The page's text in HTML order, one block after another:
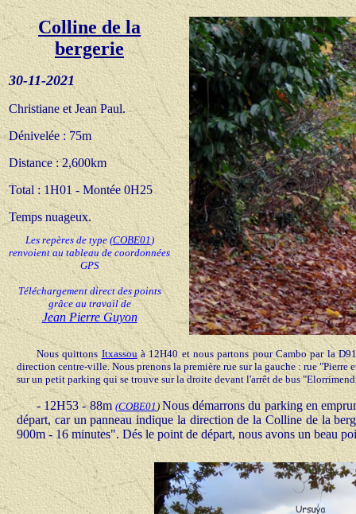
Colline de la
bergerie
30-11-2021
Christiane et Jean Paul.
Dénivelée : 75m
Distance :2,600km
Total : 1H01 - Montée 0H25
Temps nuageux.
Les repères de type(COBE01)
renvoient au tableau de coordonnées
GPS
Téléchargement direct des points
grâce au travail de
Jean Pierre Guyon
Nous quittons Itxassouà 12H40 et nous partons pour Cambo par la
direction centre-ville. Nous prenons la première rue sur la gauche : rue "Pierre
sur un petit parking qui se trouve sur la droite devant l'arrêt de bus
- 12H53 - 88m(COBE01) Nous démarrons du parking en
départ, car un panneau indique la direction de la Colline de la
900m - 16 minutes". Dés le point de départ, nous avons un beau